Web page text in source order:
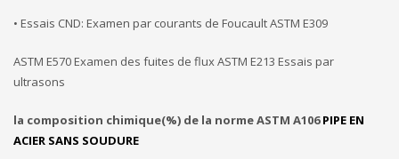
• Essais CND: Examen par courants de Foucault ASTM E309
ASTM E570 Examen des fuites de flux ASTM E213 Essais par
ultrasons
la composition chimique(%) de la norme ASTM A106PIPE EN
ACIER SANS SOUDURE